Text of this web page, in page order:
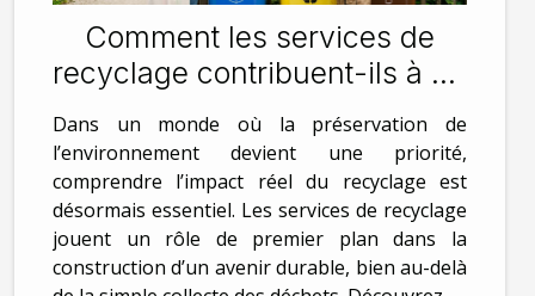
Comment les services de
recyclage contribuent-ils à un
avenir durable ?
Dans un monde où la préservation de
l’environnement devient une priorité,
comprendre l’impact réel du recyclage est
désormais essentiel. Les services de recyclage
jouent un rôle de premier plan dans la
construction d’un avenir durable, bien au-delà